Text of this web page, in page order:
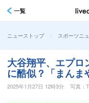
一覧
ニューストップ > スポーツニ
大谷翔平、エプロ
に酷似？「まんま
2025年1月27日 12時3分
写真：